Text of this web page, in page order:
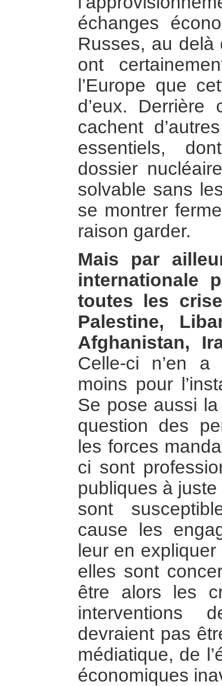
échanges
Russes, au delà
ont
l’Europe que
d’eux.
cachent
essentiels,
dossier
solvable sans
se montrer
raison garder.
Mais par
internationale
toutes les
Palestine,
Afghanistan,
Celle-ci n’en a
moins pour
Se pose aussi
question des
les forces
ci sont
publiques à juste
sont
cause les
leur en
elles sont
être alors les
interventions
devraient pas
médiatique, de
économiques